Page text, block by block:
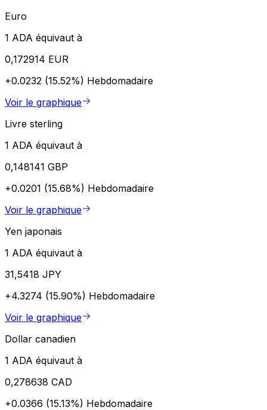
Euro
1 ADA équivaut à
0,172914 EUR
+0.0232 (15.52%) Hebdomadaire
Voir le graphique
Livre sterling
1 ADA équivaut à
0,148141 GBP
+0.0201 (15.68%) Hebdomadaire
Voir le graphique
Yen japonais
1 ADA équivaut à
31,5418 JPY
+4.3274 (15.90%) Hebdomadaire
Voir le graphique
Dollar canadien
1 ADA équivaut à
0,278638 CAD
+0.0366 (15.13%) Hebdomadaire